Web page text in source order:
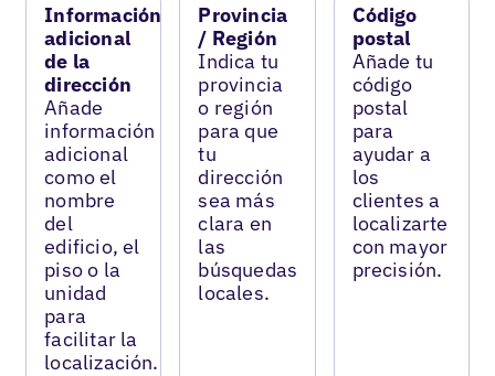
Información
adicional
de la
dirección
Añade
información
adicional
como el
nombre
del
edificio, el
piso o la
unidad
para
facilitar la
localización.
Provincia
/ Región
Indica tu
provincia
o región
para que
tu
dirección
sea más
clara en
las
búsquedas
locales.
Código
postal
Añade tu
código
postal
para
ayudar a
los
clientes a
localizarte
con mayor
precisión.